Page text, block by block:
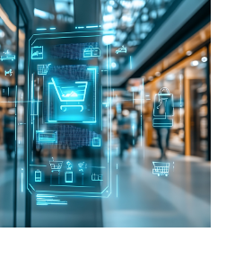
Linkedin
Copia Link